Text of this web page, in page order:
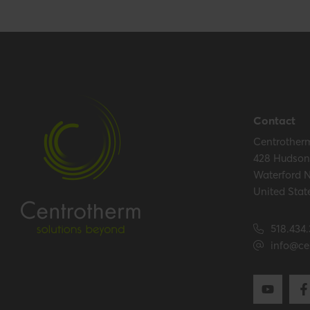
Hide all specifications
Contact
428
Waterford
United